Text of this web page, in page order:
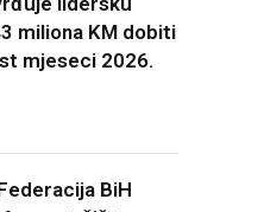
miliona KM dobiti
mjeseci 2026.
BiH